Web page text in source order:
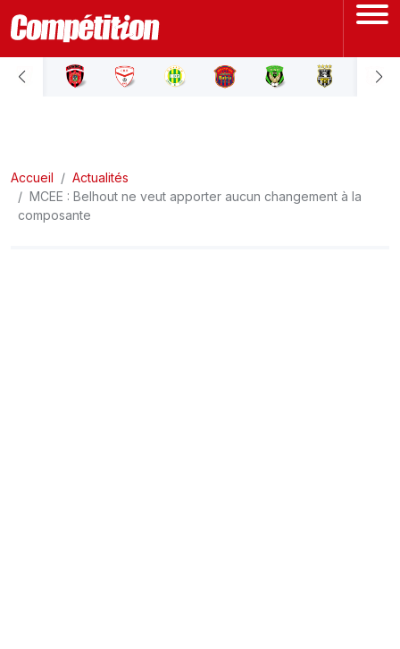
ACCUEIL
LIGUE 2
COUPE D'ALGÉRIE
Accueil
Actualités
MCEE : Belhout ne veut apporter aucun changement à la
composante